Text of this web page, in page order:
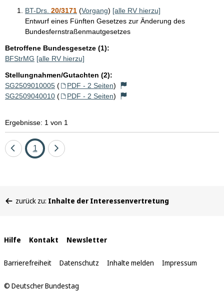
t
e
BT-Drs. 20/3171 (Vorgang) [alle RV hierzu]
Entwurf eines Fünften Gesetzes zur Änderung des
Bundesfernstraßenmautgesetzes
Betroffene Bundesgesetze (1):
BFStrMG [alle RV hierzu]
Stellungnahmen/Gutachten (2):
SG2509010005 ( PDF - 2 Seiten)
SG2509040010 ( PDF - 2 Seiten)
Ergebnisse: 1 von 1
EineSeite
1
Eine
befinden
zurück zu: Inhalte der Interessenvertretung
Interne
Links
Hilfe Kontakt Newsletter
Barrierefreiheit Datenschutz Inhalte melden Impressum
© Deutscher Bundestag